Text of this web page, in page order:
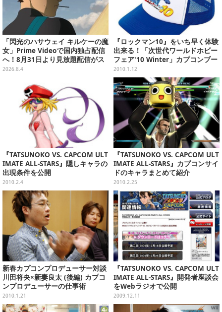
「閃光のハサウェイ キルケーの魔
女」Prime Videoで国内独占配信
へ！8月31日より見放題配信がス
タート
2026.8.4
『ロックマン10』をいち早く体験
出来る！「次世代ワールドホビー
フェア'10 Winter」カプコンブー
ス情報公開！
2010.1.12
『TATSUNOKO VS. CAPCOM ULT
IMATE ALL-STARS』隠しキャラの
出現条件を公開
2010.2.4
『TATSUNOKO VS. CAPCOM ULT
IMATE ALL-STARS』カプコンサイ
ドのキャラまとめて紹介
2010.2.25
新春カプコンプロデューサー対談
川田将央×新妻良太 (後編) カプコ
ンプロデューサーの仕事術
2010.1.21
『TATSUNOKO VS. CAPCOM ULT
IMATE ALL-STARS』開発者座談会
をWebラジオで公開
2009.12.11